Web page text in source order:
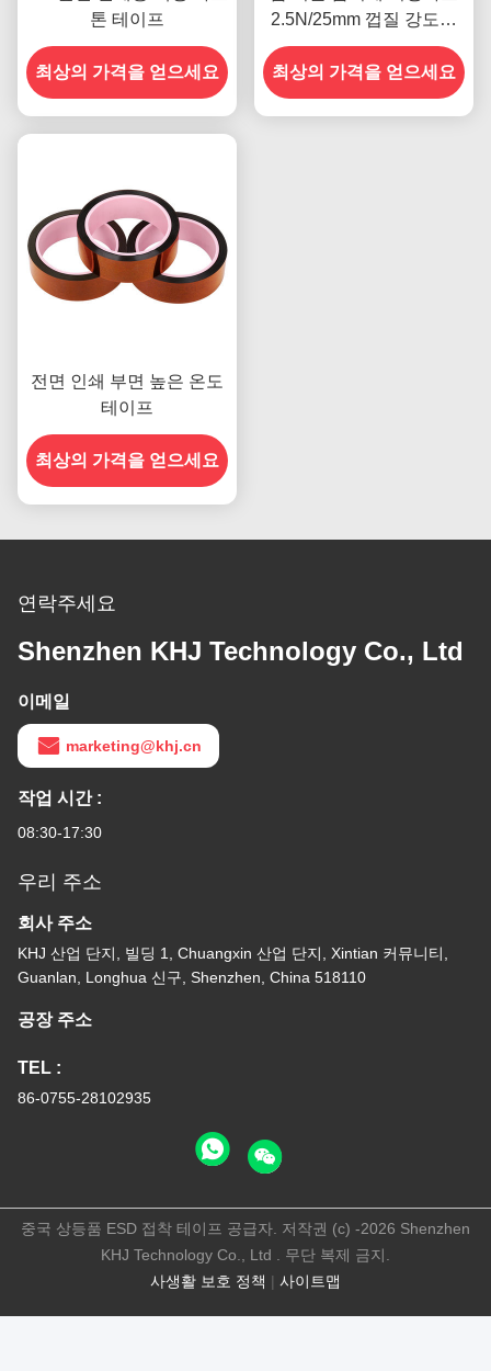
톤 테이프
최상의 가격을 얻으세요
2.5N/25mm 껍질 강도를
갖춘 이전 모델
최상의 가격을 얻으세요
전면 인쇄 부면 높은 온도
테이프
최상의 가격을 얻으세요
연락주세요
Shenzhen KHJ Technology Co., Ltd
이메일
marketing@khj.cn
작업 시간 :
08:30-17:30
우리 주소
회사 주소
KHJ 산업 단지, 빌딩 1, Chuangxin 산업 단지, Xintian 커뮤니티,
Guanlan, Longhua 신구, Shenzhen, China 518110
공장 주소
TEL :
86-0755-28102935
사생활 보호 정책 | 사이트맵
중국 상등품 ESD 접착 테이프 공급자. 저작권 (c) -2026 Shenzhen
KHJ Technology Co., Ltd . 무단 복제 금지.